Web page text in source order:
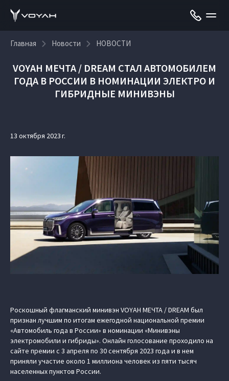
Главная Новости НОВОСТИ
VOYAH МЕЧТА / DREAM СТАЛ АВТОМОБИЛЕМ
ГОДА В РОССИИ В НОМИНАЦИИ ЭЛЕКТРО И
ГИБРИДНЫЕ МИНИВЭНЫ
13 октября 2023 г.
Роскошный флагманский минивэн VOYAH МЕЧТА / DREAM был
признан лучшим по итогам ежегодной национальной премии
«Автомобиль года в России» в номинации «Минивэны
электромобили и гибриды». Онлайн голосование проходило на
сайте премии с 3 апреля по 30 сентября 2023 года и в нем
приняли участие около 1 миллиона человек из пяти тысяч
населенных пунктов России.